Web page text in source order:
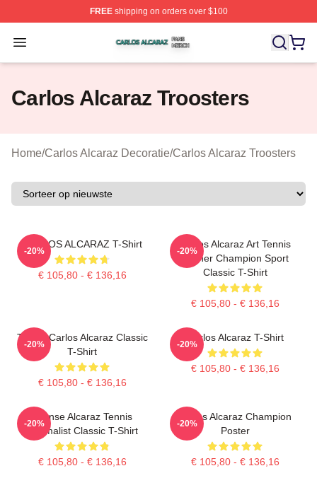
FREEshipping on orders over $100
Open menu
Carlos Alcaraz Shop ⚡️ Officially Licensed Carlos
Carlos Alcaraz Troosters
Home/Carlos Alcaraz Decoratie/Carlos Alcaraz Troosters
CARLOS ALCARAZ T-Shirt
€ 105,80 - € 136,16
-20%
Carlos Alcaraz Art Tennis
Winner Champion Sport
Classic T-Shirt
€ 105,80 - € 136,16
-20%
Tennis Carlos Alcaraz Classic
T-Shirt
€ 105,80 - € 136,16
-20%
Carlos Alcaraz T-Shirt
€ 105,80 - € 136,16
-20%
Intense Alcaraz Tennis
Minimalist Classic T-Shirt
€ 105,80 - € 136,16
-20%
Carlos Alcaraz Champion
Poster
€ 105,80 - € 136,16
-20%